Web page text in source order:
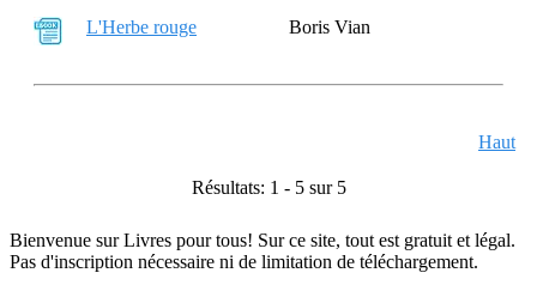
L'Herbe rouge Boris Vian
Haut
Résultats: 1 - 5 sur 5
Bienvenue sur Livres pour tous! Sur ce site, tout est gratuit et légal.
Pas d'inscription nécessaire ni de limitation de téléchargement.